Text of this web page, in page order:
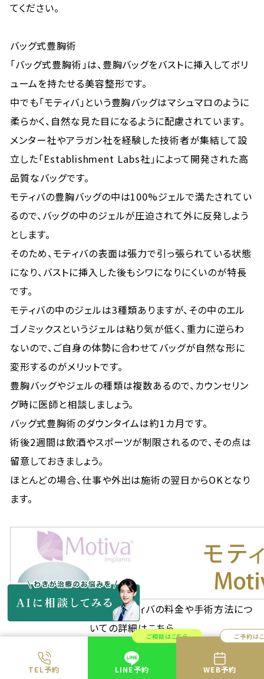
TEL予約
ご相談はこちら
LINE予約
ご予約は
WEB予約
てください。
バッグ式豊胸術
「バッグ式豊胸術」は、豊胸バッグをバストに挿入してボリ
ュームを持たせる美容整形です。
中でも「モティバ」という豊胸バッグはマシュマロのように
柔らかく、自然な見た目になるように配慮されています。
メンター社やアラガン社を経験した技術者が集結して設
立した「Establishment Labs社」によって開発された高
品質なバッグです。
モティバの豊胸バッグの中は100%ジェルで満たされてい
るので、バッグの中のジェルが圧迫されて外に反発しよう
とします。
そのため、モティバの表面は張力で引っ張られている状態
になり、バストに挿入した後もシワになりにくいのが特長
です。
モティバの中のジェルは3種類ありますが、その中のエル
ゴノミックスというジェルは粘り気が低く、重力に逆らわ
ないので、ご自身の体勢に合わせてバッグが自然な形に
変形するのがメリットです。
豊胸バッグやジェルの種類は複数あるので、カウンセリン
グ時に医師と相談しましょう。
バッグ式豊胸術のダウンタイムは約1カ月です。
術後2週間は飲酒やスポーツが制限されるので、その点は
留意しておきましょう。
ほとんどの場合、仕事や外出は施術の翌日からOKとなり
ます。
▼共立美容外科で人気のモティバの料金や手術方法につ
いての詳細はこちら
コンデンスリッチ豊胸術